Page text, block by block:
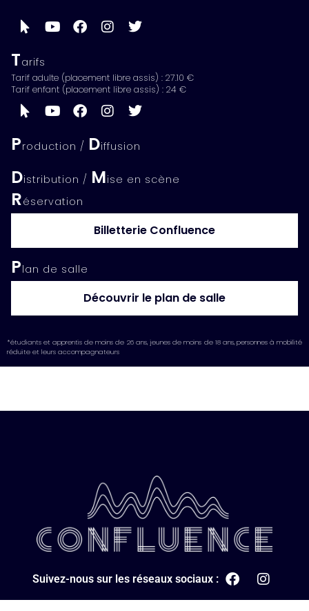
Tarifs
Tarif adulte (placement libre assis) : 27.10 €
Tarif enfant (placement libre assis) : 24 €
Production / Diffusion
Distribution / Mise en scène
Réservation
Billetterie Confluence
Plan de salle
Découvrir le plan de salle
*étudiants et apprentis de moins de 26 ans, jeunes de moins de 18 ans, personnes à mobilité
réduite et leurs accompagnateurs
Suivez-nous sur les réseaux sociaux :